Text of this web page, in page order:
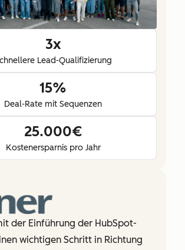
3x
Lead-Qualifizierung
15%
Deal-Rate mit Sequenzen
25.000€
Kostenersparnis pro Jahr
der Einführung der HubSpot-
wichtigen Schritt in Richtung